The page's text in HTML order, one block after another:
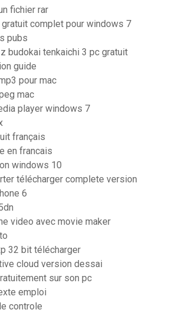
fichier rar
complet pour windows 7
pubs
budokai tenkaichi 3 pc gratuit
guide
pour mac
mac
player windows 7
français
en francais
windows 10
télécharger complete version
6
video avec movie maker
32 bit télécharger
cloud version dessai
sur son pc
emploi
controle